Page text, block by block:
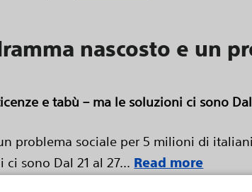
nascosto e un
e tabù – ma le soluzioni ci sono
problema sociale per 5 milioni di
sono Dal 21 al 27... Read more